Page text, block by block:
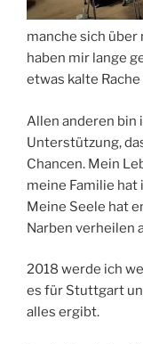
manche sich über
haben mir lange
etwas kalte
Allen anderen bin
Unterstützung,
Chancen. Mein
meine Familie hat
Meine Seele hat
Narben verheilen
2018 werde ich
es für Stuttgart
alles ergibt.